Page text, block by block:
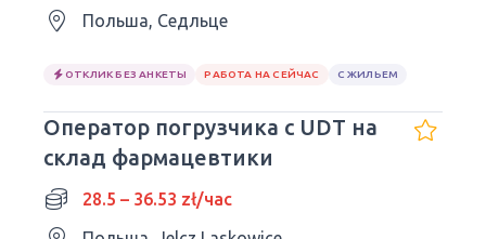
Польша, Седльце
ОТКЛИК БЕЗ АНКЕТЫ РАБОТА НА СЕЙЧАС С ЖИЛЬЕМ
Оператор погрузчика с UDT на
склад фармацевтики
28.5 – 36.53 zł/час